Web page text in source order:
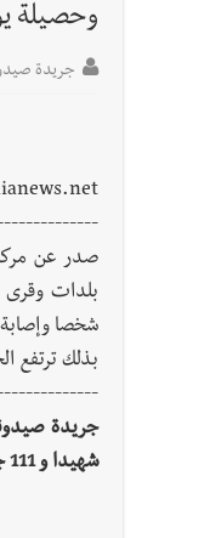
تستمر هذه
أخبار
وحصيلة يوم أمس 22
جريدة
صدر عن مركز
بلدات وقرى
شخصا
بذلك ترتفع
شهيدا و 111 جريحا